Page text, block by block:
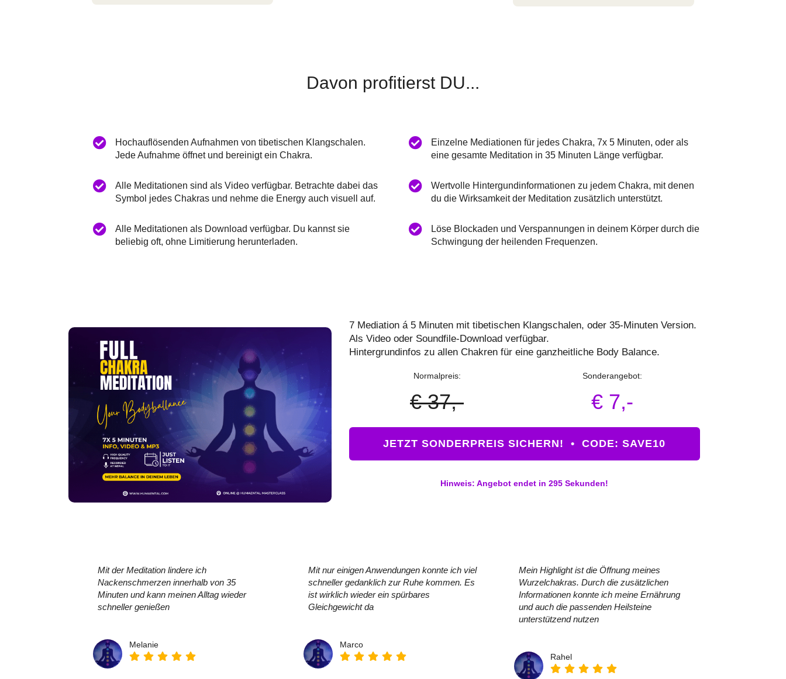
Davon profitierst DU...
Hochauflösenden Aufnahmen von tibetischen Klangschalen.
Jede Aufnahme öffnet und bereinigt ein Chakra.
Alle Meditationen sind als Video verfügbar. Betrachte dabei das
Symbol jedes Chakras und nehme die Energy auch visuell auf.
Alle Meditationen als Download verfügbar. Du kannst sie
beliebig oft, ohne Limitierung herunterladen.
Einzelne Mediationen für jedes Chakra, 7x 5 Minuten, oder als
eine gesamte Meditation in 35 Minuten Länge verfügbar.
Wertvolle Hintergundinformationen zu jedem Chakra, mit denen
du die Wirksamkeit der Meditation zusätzlich unterstützt.
Löse Blockaden und Verspannungen in deinem Körper durch die
Schwingung der heilenden Frequenzen.
7 Mediation á 5 Minuten mit tibetischen Klangschalen, oder 35-Minuten Version.
Als Video oder Soundfile-Download verfügbar.
Hintergrundinfos zu allen Chakren für eine ganzheitliche Body Balance.
Normalpreis:
€ 37,-
Sonderangebot:
€ 7,-
JETZT SONDERPREIS SICHERN!  •  CODE: SAVE10
Hinweis: Angebot endet in294 Sekunden!
Mit der Meditation lindere ich
Nackenschmerzen innerhalb von 35
Minuten und kann meinen Alltag wieder
schneller genießen
Melanie
Mit nur einigen Anwendungen konnte ich viel
schneller gedanklich zur Ruhe kommen. Es
ist wirklich wieder ein spürbares
Gleichgewicht da
Marco
Mein Highlight ist die Öffnung meines
Wurzelchakras. Durch die zusätzlichen
Informationen konnte ich meine Ernährung
und auch die passenden Heilsteine
unterstützend nutzen
Rahel